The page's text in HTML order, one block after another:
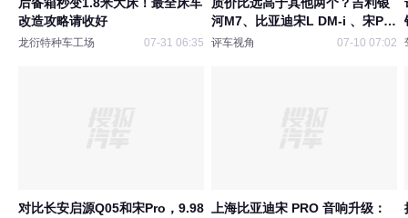
改造攻略请收好
龙衍特种车工场 07-31 06:35
河M7、比亚迪宋L DM-i 、宋Pro
怎么选？
评车视角 07-10 07:02
对比长安启源Q05和宋Pro，9.98
上海比亚迪宋 PRO 音响升级：